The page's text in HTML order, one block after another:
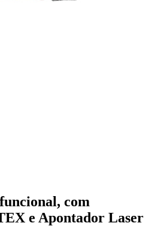
com
e Apontador Laser